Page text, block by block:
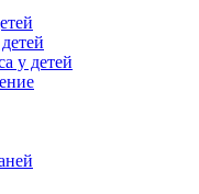
у детей